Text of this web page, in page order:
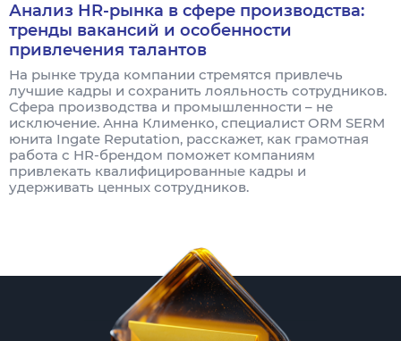
Анализ HR-рынка в сфере производства:
тренды вакансий и особенности
привлечения талантов
На рынке труда компании стремятся привлечь
лучшие кадры и сохранить лояльность сотрудников.
Сфера производства и промышленности – не
исключение. Анна Клименко, специалист ORM SERM
юнита Ingate Reputation, расскажет, как грамотная
работа с HR-брендом поможет компаниям
привлекать квалифицированные кадры и
удерживать ценных сотрудников.